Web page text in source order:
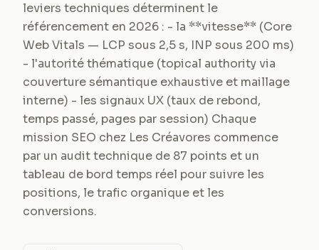
leviers techniques déterminent le
référencement en 2026 : - la **vitesse** (Core
Web Vitals — LCP sous 2,5 s, INP sous 200 ms)
- l'autorité thématique (topical authority via
couverture sémantique exhaustive et maillage
interne) - les signaux UX (taux de rebond,
temps passé, pages par session) Chaque
mission SEO chez Les Créavores commence
par un audit technique de 87 points et un
tableau de bord temps réel pour suivre les
positions, le trafic organique et les
conversions.